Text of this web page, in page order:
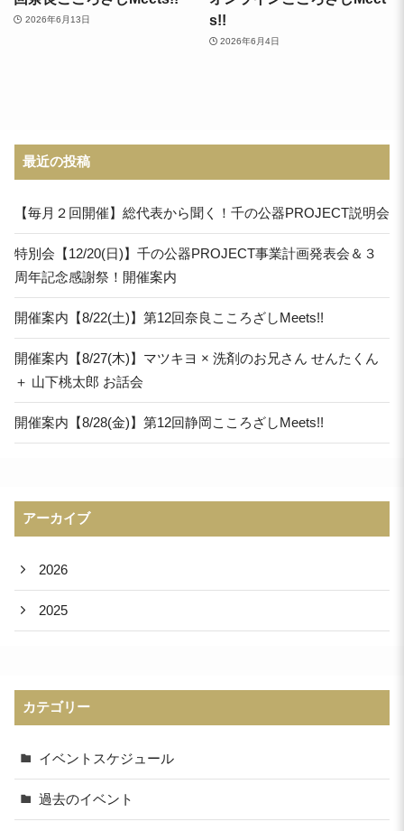
2026年6月13日
s!!
2026年6月4日
最近の投稿
【毎月２回開催】総代表から聞く！千の公器PROJECT説明会
特別会【12/20(日)】千の公器PROJECT事業計画発表会＆３
周年記念感謝祭！開催案内
開催案内【8/22(土)】第12回奈良こころざしMeets!!
開催案内【8/27(木)】マツキヨ × 洗剤のお兄さん せんたくん
＋ 山下桃太郎 お話会
開催案内【8/28(金)】第12回静岡こころざしMeets!!
アーカイブ
2026
2025
カテゴリー
イベントスケジュール
過去のイベント